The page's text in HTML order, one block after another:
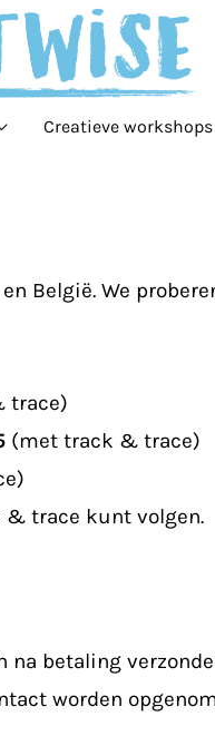
Creatieve workshops
België. We
trace)
(met track & trace)
& trace kunt volgen.
betaling
worden